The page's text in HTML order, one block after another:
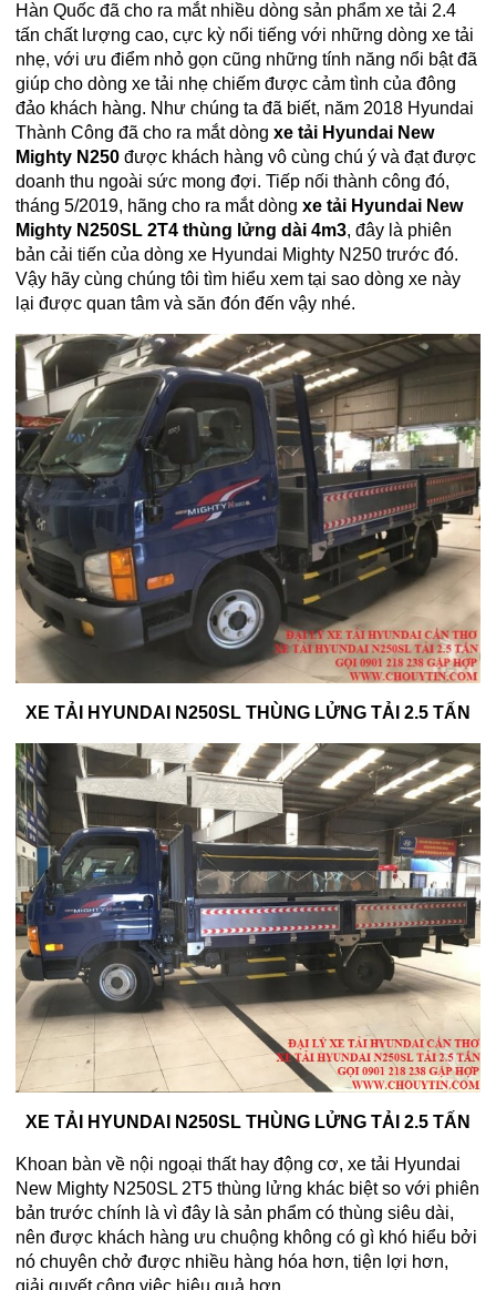
Hàn Quốc đã cho ra mắt nhiều dòng sản phẩm xe tải 2.4
tấn chất lượng cao, cực kỳ nổi tiếng với những dòng xe tải
nhẹ, với ưu điểm nhỏ gọn cũng những tính năng nổi bật đã
giúp cho dòng xe tải nhẹ chiếm được cảm tình của đông
đảo khách hàng. Như chúng ta đã biết, năm 2018 Hyundai
Thành Công đã cho ra mắt dòng xe tải Hyundai New
Mighty N250được khách hàng vô cùng chú ý và đạt được
doanh thu ngoài sức mong đợi. Tiếp nối thành công đó,
tháng 5/2019, hãng cho ra mắt dòng xe tải Hyundai New
Mighty N250SL 2T4 thùng lửng dài 4m3, đây là phiên
bản cải tiến của dòng xe Hyundai Mighty N250 trước đó.
Vậy hãy cùng chúng tôi tìm hiểu xem tại sao dòng xe này
lại được quan tâm và săn đón đến vậy nhé.
XE TẢI HYUNDAI N250SL THÙNG LỬNG TẢI 2.5 TẤN
XE TẢI HYUNDAI N250SL THÙNG LỬNG TẢI 2.5 TẤN
Khoan bàn về nội ngoại thất hay động cơ, xe tải Hyundai
New Mighty N250SL 2T5 thùng lửng khác biệt so với phiên
bản trước chính là vì đây là sản phẩm có thùng siêu dài,
nên được khách hàng ưu chuộng không có gì khó hiểu bởi
nó chuyên chở được nhiều hàng hóa hơn, tiện lợi hơn,